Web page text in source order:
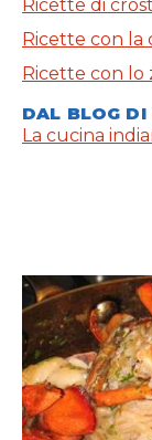
Ricette di
Ricette con la
Ricette con lo
DAL BLOG DI
La cucina